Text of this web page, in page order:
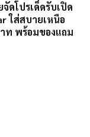
ดโปรเด็ดรับเปิด
ใส่สบายเหนือ
ท พร้อมของแถม